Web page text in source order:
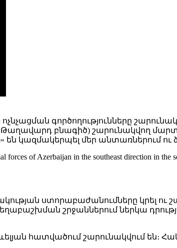
գործողությունները
բնագիծ) շարունակվող
կազմակերպել մեր անտառներում ու
forces of Azerbaijan in the southeast direction in
ստորաբաժանումները կրել ու
շրջաններում ներկա
հատվածում շարունակվում են։